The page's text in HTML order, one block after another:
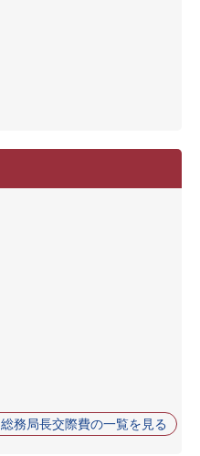
総務局長交際費の一覧を見る